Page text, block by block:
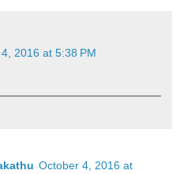
2016 at 5:38 PM
October 4, 2016 at